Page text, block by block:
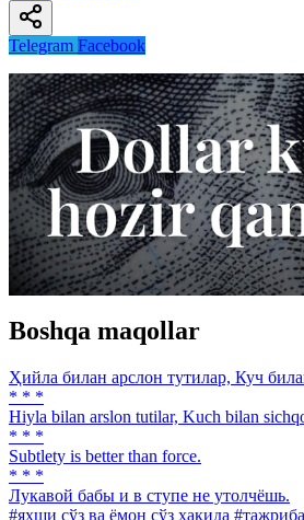
Telegram Facebook
Boshqa maqollar
Ҳийла билан арслон тутилар, Куч
* * *
Hiyla bilan arslon tutilar, Kuch bilan
* * *
Subtlety is better than force.
* * *
Лукавой бабы и в ступе не утолчёшь.
#яхши сўз ва ёмон сўз ҳақида